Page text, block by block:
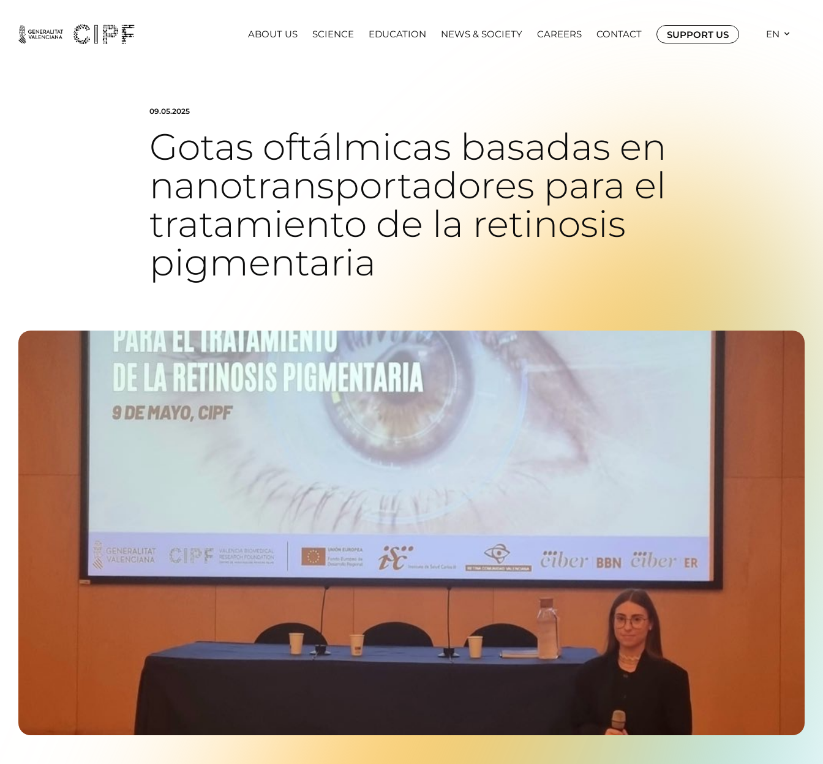
ABOUT US SCIENCE EDUCATION NEWS & SOCIETY CAREERS CONTACT SUPPORT US EN
09.05.2025
Gotas oftálmicas basadas en
nanotransportadores para el
tratamiento de la retinosis
pigmentaria